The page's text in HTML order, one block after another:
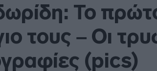
Το
τους – Οι
(pics)